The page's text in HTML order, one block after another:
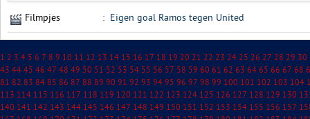
Filmpjes : Eigen goal Ramos tegen United
1 2 3 4 5 6 7 8 9 10 11 12 13 14 15 16 17 18 19 20 21 22 23 24 25 26 27 28 29 30
43 44 45 46 47 48 49 50 51 52 53 54 55 56 57 58 59 60 61 62 63 64 65 66 67 68
81 82 83 84 85 86 87 88 89 90 91 92 93 94 95 96 97 98 99 100 101 102 103 104
113 114 115 116 117 118 119 120 121 122 123 124 125 126 127 128 129 130
140 141 142 143 144 145 146 147 148 149 150 151 152 153 154 155 156 157